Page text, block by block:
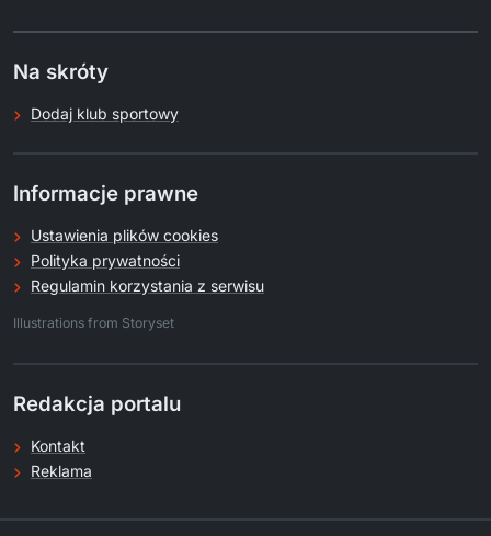
Na skróty
Dodaj klub sportowy
Informacje prawne
Ustawienia plików cookies
Polityka prywatności
Regulamin korzystania z serwisu
Illustrations from Storyset
Redakcja portalu
Kontakt
Reklama